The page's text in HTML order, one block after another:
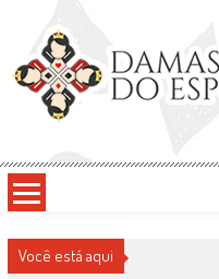
content
Damas do Esporte
Você está aqui